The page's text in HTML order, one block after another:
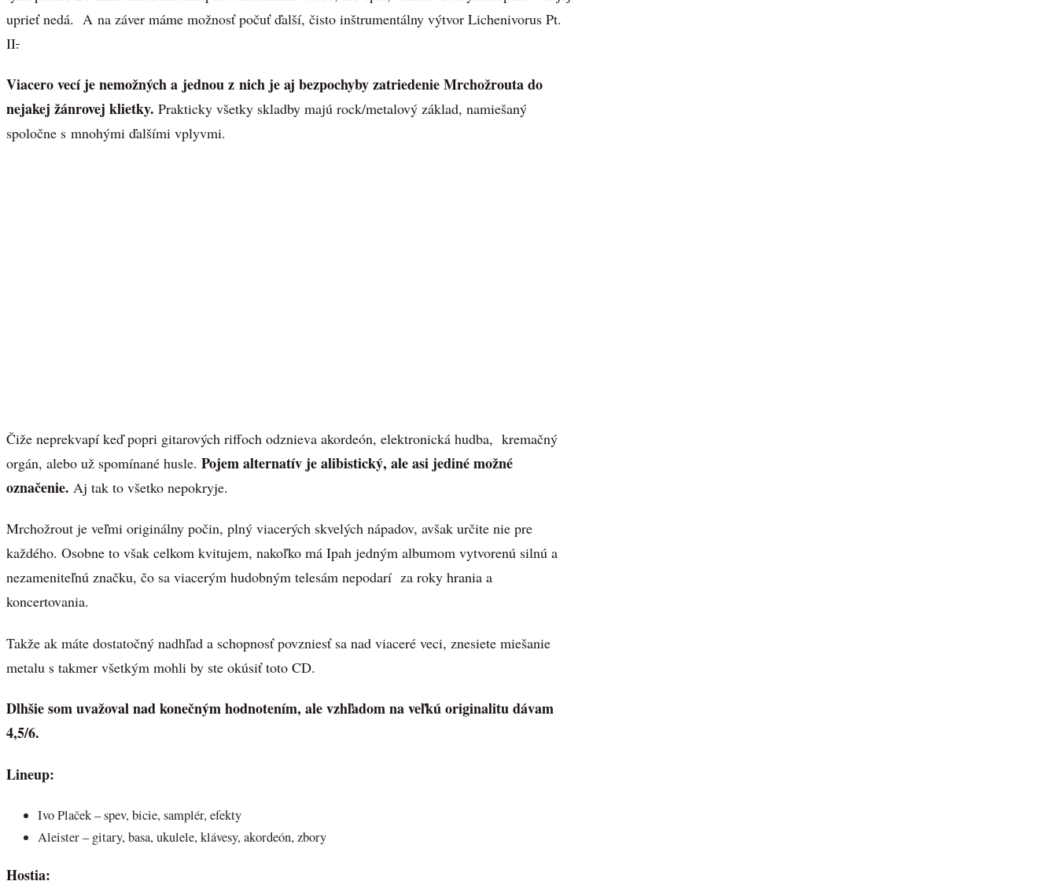
uprieť nedá. A na záver máme možnosť počuť ďalší, čisto inštrumentálny výtvor Lichenivorus Pt.
II.
Viacero vecí je nemožných a jednou z nich je aj bezpochyby zatriedenie Mrchožrouta do
nejakej žánrovej klietky. Prakticky všetky skladby majú rock/metalový základ, namiešaný
spoločne s mnohými ďalšími vplyvmi.
Čiže neprekvapí keď popri gitarových riffoch odznieva akordeón, elektronická hudba, kremačný
orgán, alebo už spomínané husle. Pojem alternatív je alibistický, ale asi jediné možné
označenie. Aj tak to všetko nepokryje.
Mrchožrout je veľmi originálny počin, plný viacerých skvelých nápadov, avšak určite nie pre
každého. Osobne to však celkom kvitujem, nakoľko má Ipah jedným albumom vytvorenú silnú a
nezameniteľnú značku, čo sa viacerým hudobným telesám nepodarí za roky hrania a
koncertovania.
Takže ak máte dostatočný nadhľad a schopnosť povzniesť sa nad viaceré veci, znesiete miešanie
metalu s takmer všetkým mohli by ste okúsiť toto CD.
Dlhšie som uvažoval nad konečným hodnotením, ale vzhľadom na veľkú originalitu dávam
4,5/6.
Lineup:
Ivo Plaček – spev, bicie, samplér, efekty
Aleister – gitary, basa, ukulele, klávesy, akordeón, zbory
Hostia: